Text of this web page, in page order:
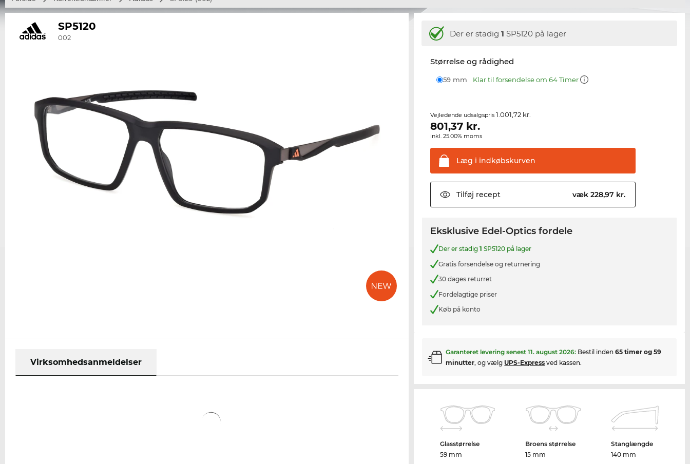
SP5120
002
Virksomhedsanmeldelser
Der er stadig1 SP5120 på lager
Størrelse og rådighed
59 mm Klar til forsendelse om 64 Timer
Vejledende udsalgspris1.001,72 kr.
801,37 kr.
inkl. 25.00% moms
Læg i indkøbskurven
Tilføj recept væk 228,97 kr.
Eksklusive Edel-Optics fordele
Der er stadig1 SP5120 på lager
Gratis forsendelse og returnering
30 dages returret
Fordelagtige priser
Køb på konto
Garanteret levering senest11. august 2026: Bestil inden65 timer og 59
minutter, og vælg UPS-Express ved kassen.
Glasstørrelse
59 mm
Broens størrelse
15 mm
Stanglængde
140 mm